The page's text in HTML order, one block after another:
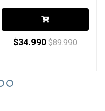
$34.990 $89.990